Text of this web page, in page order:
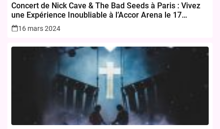
Concert de Nick Cave & The Bad Seeds à Paris : Vivez
une Expérience Inoubliable à l’Accor Arena le 17
novembre 2024
16 mars 2024